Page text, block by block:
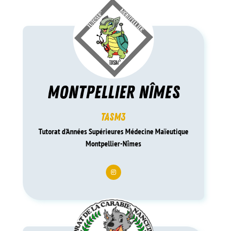
MONTPELLIER NÎMES
TASM3
Tutorat d'Années Supérieures Médecine Maïeutique
Montpellier-Nîmes